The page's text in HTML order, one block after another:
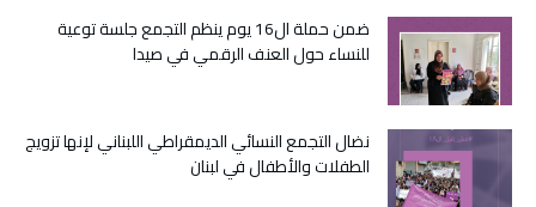
ضمن حملة ال16 يوم ينظم التجمع جلسة توعية
للنساء حول العنف الرقمي في صيدا
نضال التجمع النسائي الديمقراطي اللبناني لإنها تزويج
الطفلات والأطفال في لبنان